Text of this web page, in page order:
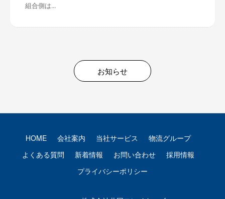
組合側は...
お知らせ
HOME 会社案内 当社サービス
物流グループ
よくある質問
新着情報 お問い合わせ
採用情報
プライバシーポリシー